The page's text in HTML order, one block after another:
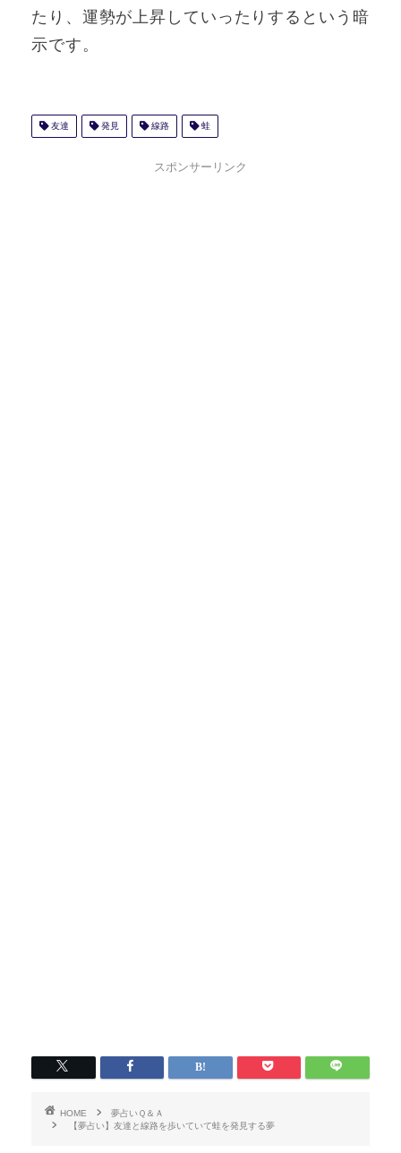
たり、運勢が上昇していったりするという暗
示です。
友達 発見 線路 蛙
スポンサーリンク
HOME
夢占いＱ＆Ａ
【夢占い】友達と線路を歩いていて蛙を発見する夢